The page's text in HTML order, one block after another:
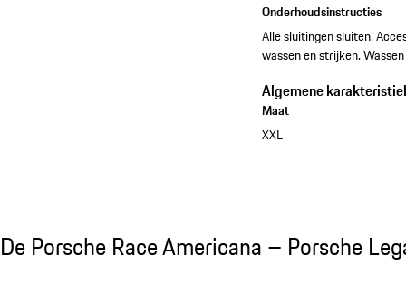
Onderhoudsinstructies
Alle sluitingen sluiten.
wassen en strijken.
Algemene
Maat
XXL
De Porsche Race Americana – Porsche
De Porsche Race Americana – Porsche